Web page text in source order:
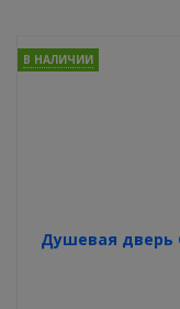
Душевая дверь
В НАЛИЧИИ